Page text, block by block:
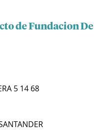
de Fundacion
5 14 68